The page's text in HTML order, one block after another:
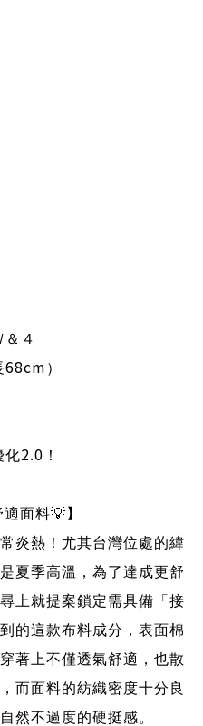
４
68cm ）
化2.0 ！
適面料💡 】
炎熱！尤其台灣位處的緯
夏季高溫，為了達成更舒
上就提案鎖定需具備「接
的這款布料成分，表面棉
著上不僅透氣舒適，也散
而面料的紡織密度十分良
然不過度的硬挺感。